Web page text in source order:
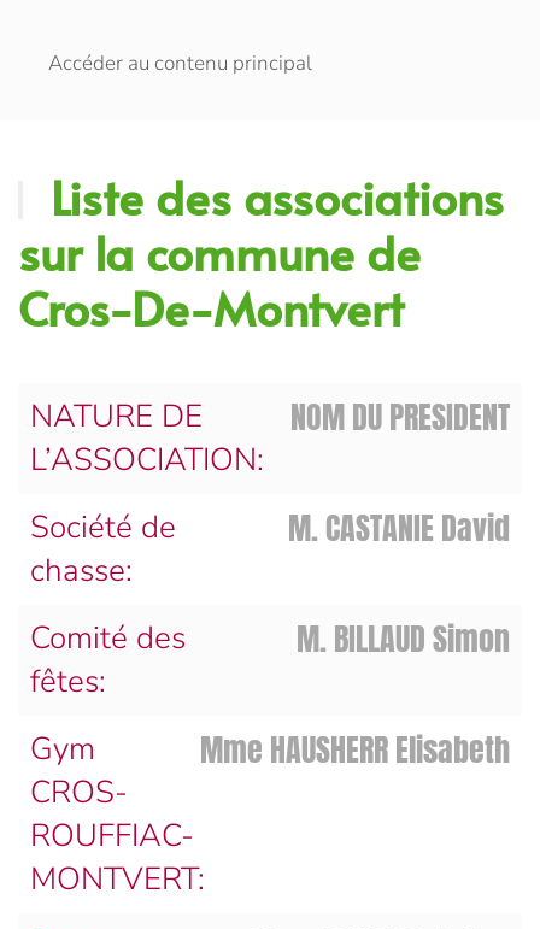
Accéder au contenu principal
Liste des associations
sur la commune de
Cros-De-Montvert
NATURE DE
L’ASSOCIATION:
NOM DU PRESIDENT
Société de
chasse:
M. CASTANIE David
Comité des
fêtes:
M. BILLAUD Simon
Gym
CROS-
ROUFFIAC-
MONTVERT:
Mme HAUSHERR Elisabeth